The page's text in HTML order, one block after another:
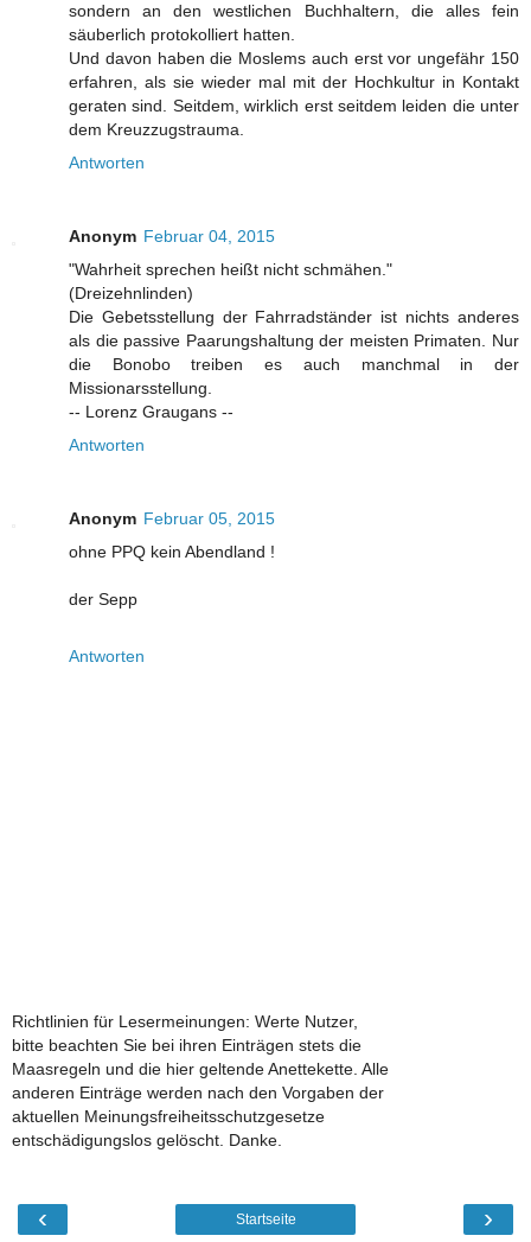
sondern an den westlichen Buchhaltern, die alles fein
säuberlich protokolliert hatten.
Und davon haben die Moslems auch erst vor ungefähr 150
erfahren, als sie wieder mal mit der Hochkultur in Kontakt
geraten sind. Seitdem, wirklich erst seitdem leiden die unter
dem Kreuzzugstrauma.
Antworten
Anonym Februar 04, 2015
"Wahrheit sprechen heißt nicht schmähen."
(Dreizehnlinden)
Die Gebetsstellung der Fahrradständer ist nichts anderes
als die passive Paarungshaltung der meisten Primaten. Nur
die Bonobo treiben es auch manchmal in der
Missionarsstellung.
-- Lorenz Graugans --
Antworten
Anonym Februar 05, 2015
ohne PPQ kein Abendland !
der Sepp
Antworten
Richtlinien für Lesermeinungen: Werte Nutzer,
bitte beachten Sie bei ihren Einträgen stets die
Maasregeln und die hier geltende Anettekette. Alle
anderen Einträge werden nach den Vorgaben der
aktuellen Meinungsfreiheitsschutzgesetze
entschädigungslos gelöscht. Danke.
‹ ›
Startseite